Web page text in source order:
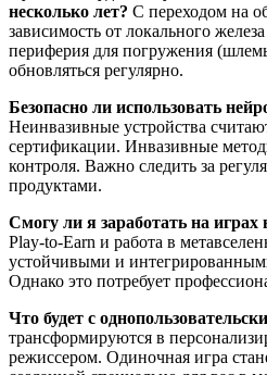
несколько лет? С переходом на
зависимость от локального
периферия для погружения
обновляться регулярно.
Безопасно ли использовать
Неинвазивные устройства
сертификации. Инвазивные
контроля. Важно следить за
продуктами.
Смогу ли я заработать на играх
Play-to-Earn и работа в
устойчивыми и
Однако это потребует
Что будет с
трансформируются в
режиссером. Одиночная игра